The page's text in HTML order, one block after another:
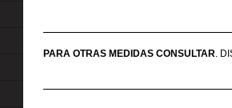
PARA OTRAS MEDIDAS CONSULTAR.